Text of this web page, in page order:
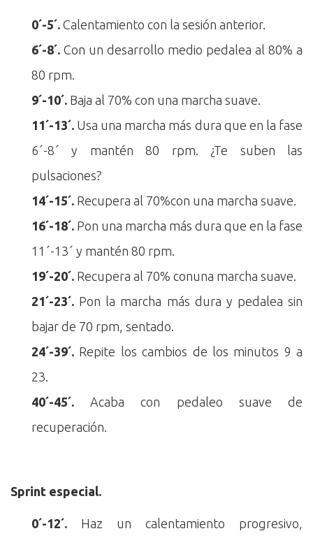
0´-5´. Calentamiento con la sesión anterior.
6´-8´. Con un desarrollo medio pedalea al 80% a
80 rpm.
9´-10´. Baja al 70% con una marcha suave.
11´-13´. Usa una marcha más dura que en la fase
6´-8´ y mantén 80 rpm. ¿Te suben las
pulsaciones?
14´-15´. Recupera al 70%con una marcha suave.
16´-18´. Pon una marcha más dura que en la fase
11´-13´ y mantén 80 rpm.
19´-20´. Recupera al 70% conuna marcha suave.
21´-23´. Pon la marcha más dura y pedalea sin
bajar de 70 rpm, sentado.
24´-39´. Repite los cambios de los minutos 9 a
23.
40´-45´. Acaba con pedaleo suave de
recuperación.
Sprint especial.
0´-12´. Haz un calentamiento progresivo,